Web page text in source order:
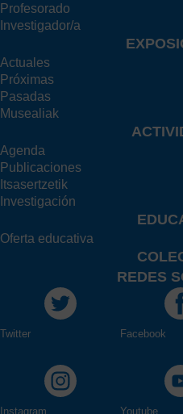
Profesorado
Investigador/a
Actuales
Próximas
Pasadas
Musealiak
Agenda
Publicaciones
Itsasertzetik
Investigación
Oferta educativa
REDES
Twitter Facebook
Instagram Youtube